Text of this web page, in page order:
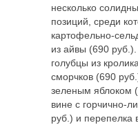
несколько
позиций, среди
картофельно-
из айвы (690
голубцы из
сморчков (690
зеленым яблоком
вине с горчично-
руб.) и перепелка